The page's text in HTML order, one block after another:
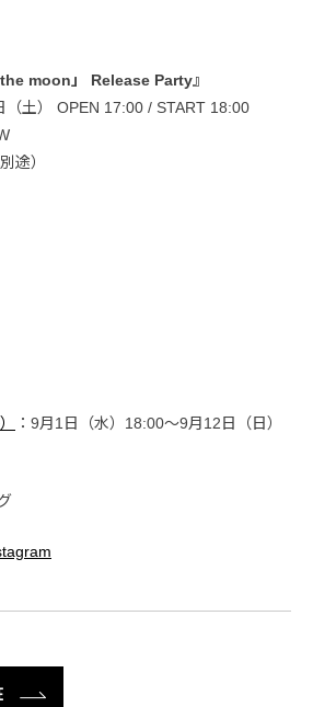
moon」 Release Party』
（土） OPEN 17:00 / START 18:00
途）
：9月1日（水）18:00～9月12日（日）